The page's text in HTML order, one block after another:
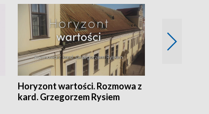
Horyzont wartości. Rozmowa z
kard. Grzegorzem Rysiem